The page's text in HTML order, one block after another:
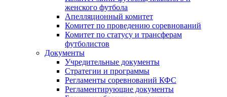
женского футбола
Апелляционный комитет
Комитет по проведению соревнований
Комитет по статусу и трансферам
футболистов
Документы
Учредительные документы
Стратегии и программы
Регламенты соревнований КФС
Регламентирующие документы